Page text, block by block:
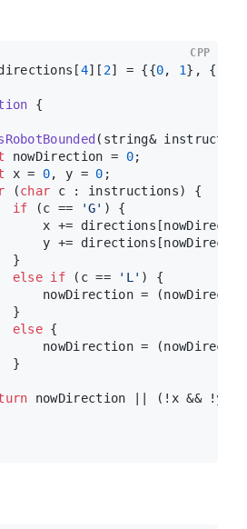
4][ 2] = {{0, 1}, {
{
(string&
nowDirection = 0;
x = 0, y = 0 ;
(char c : instructions) {
if (c == 'G' ) {
x +=
y +=
}
else if (c == 'L' ) {
nowDirection =
}
else {
nowDirection =
}
nowDirection || (!x && !y);
CPP